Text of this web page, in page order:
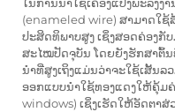
ໃນການນຳໃຊ້ເຄື່ອງແປງພະລັງ
(enameled wire) ສາມາດໃ
ປະສິດທິພາບສູງ ເຊິ່ງສອດຄ່ອງກັ
ສະໄໝປັດຈຸບັນ ໂດຍຍັງຮັກສາຕົ້
ນຳທີ່ສູງເຖິງແມ່ນວ່າຈະໃຊ້ເສັ້ນ
ອອກແບບນຳໃຊ້ທອງແດງໃຫ້ຄຸ້ມ
windows) ເຊິ່ງເຮັດໃຫ້ອັດຕາ